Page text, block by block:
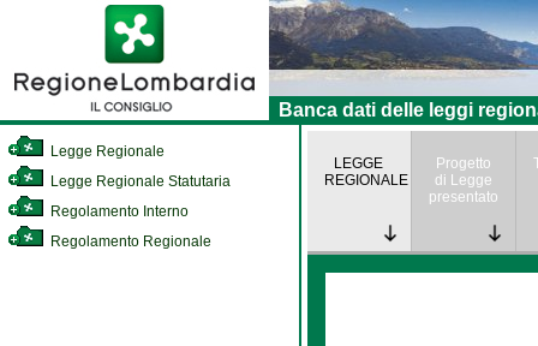
Banca dati delle leggi
Legge Regionale
Legge Regionale Statutaria
Regolamento Interno
Regolamento Regionale
LEGGE
REGIONALE
Progetto
di Legge
presentato